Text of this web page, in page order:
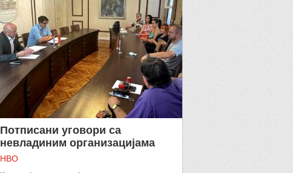
Потписани уговори са
невладиним организацијама
НВО